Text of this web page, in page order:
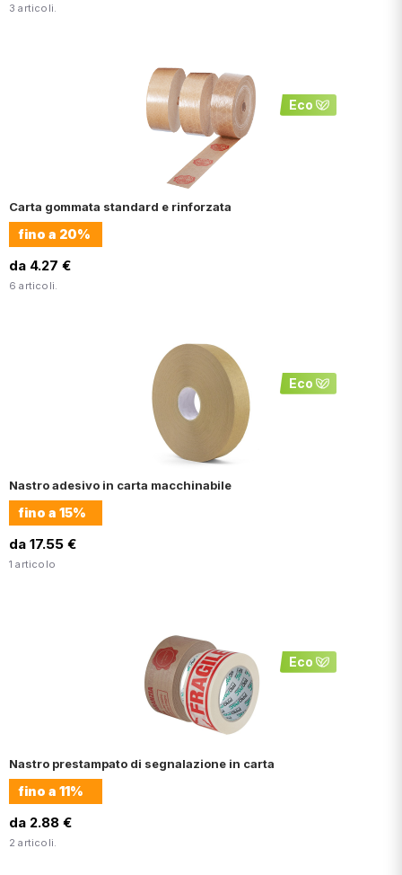
3 articoli.
Eco
Carta gommata standard e rinforzata
fino a 20%
da 4.27 €
6 articoli.
Eco
Nastro adesivo in carta macchinabile
fino a 15%
da 17.55 €
1 articolo
Eco
Nastro prestampato di segnalazione in carta
fino a 11%
da 2.88 €
2 articoli.